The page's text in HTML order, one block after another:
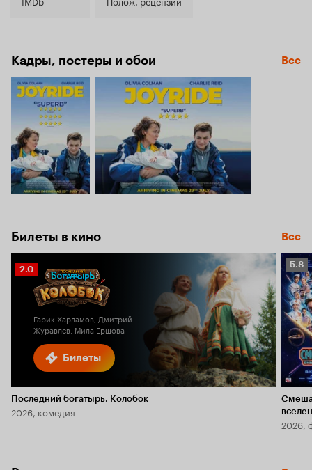
Кадры, постеры и обои Все
Билеты в кино Все
Билеты
Рейтинг
Кинопоиска
2.0
Гарик Харламов, Дмитрий
Журавлев, Мила Ершова
Последний богатырь. Колобок
2026, комедия
5.8
5.8
2026,